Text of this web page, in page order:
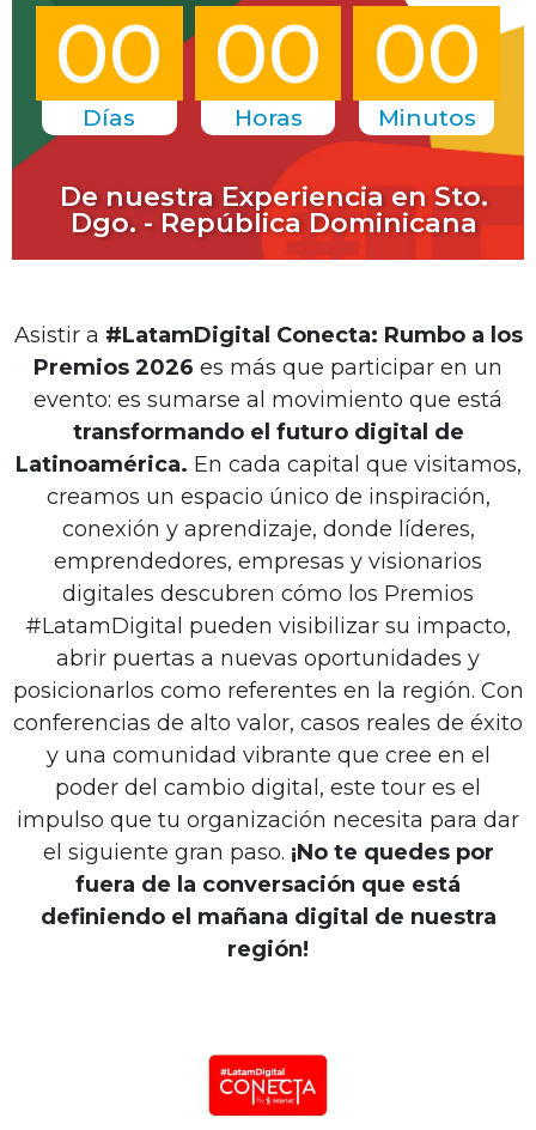
00
Días
00
Horas
00
Minutos
De nuestra Experiencia en Sto.
Dgo. - República Dominicana
Asistir a #LatamDigital Conecta: Rumbo a los
Premios 2026 es más que participar en un
evento: es sumarse al movimiento que está
transformando el futuro digital de
Latinoamérica. En cada capital que visitamos,
creamos un espacio único de inspiración,
conexión y aprendizaje, donde líderes,
emprendedores, empresas y visionarios
digitales descubren cómo los Premios
#LatamDigital pueden visibilizar su impacto,
abrir puertas a nuevas oportunidades y
posicionarlos como referentes en la región. Con
conferencias de alto valor, casos reales de éxito
y una comunidad vibrante que cree en el
poder del cambio digital, este tour es el
impulso que tu organización necesita para dar
el siguiente gran paso. ¡No te quedes por
fuera de la conversación que está
definiendo el mañana digital de nuestra
región!